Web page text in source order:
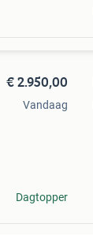
€ 2.950,00
Vandaag
Dagtopper